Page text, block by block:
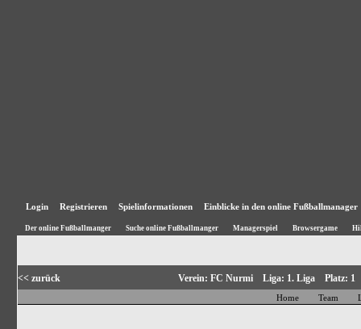
Login Registrieren Spielinformationen Einblicke in den online Fußballmanager
Der online Fußballmanger Suche online Fußballmanger Managerspiel Browsergame
<< zurück Verein: FC Nurmi Liga: 1. Liga Platz:
Home Team